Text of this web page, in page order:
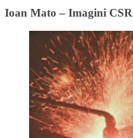
Ioan Mato – Imagini CSR